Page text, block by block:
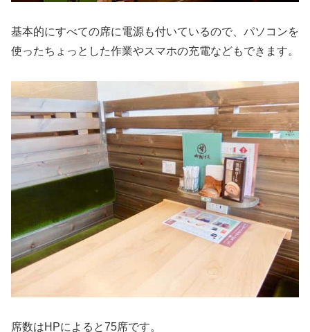
基本的にすべての席に電源も付いているので、パソコンを
使ったちょっとした作業やスマホの充電などもできます。
席数はHPによると75席です。